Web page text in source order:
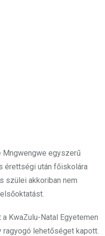
egyszerű
érettségi után főiskolára
szülei akkoriban nem
KwaZulu-Natal Egyetemen
lehetőséget kapott.